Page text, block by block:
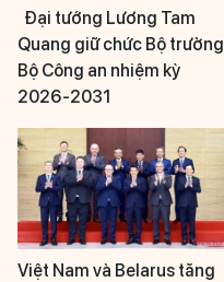
Đại tướng Lương Tam
Quang giữ chức Bộ trưởng
Bộ Công an nhiệm kỳ
2026-2031
Việt Nam và Belarus tăng